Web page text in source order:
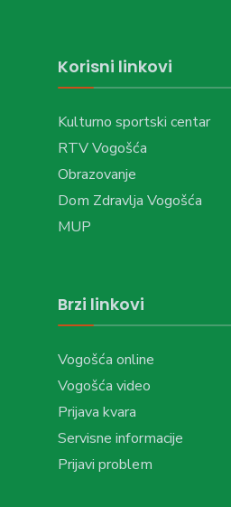
Korisni linkovi
Kulturno sportski centar
RTV Vogošća
Obrazovanje
Dom Zdravlja Vogošća
MUP
Brzi linkovi
Vogošća online
Vogošća video
Prijava kvara
Servisne informacije
Prijavi problem